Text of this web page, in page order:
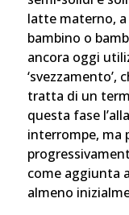
latte materno,
bambino o
ancora oggi
‘svezzamento’,
tratta di un
questa fase
interrompe, ma
come aggiunta
almeno